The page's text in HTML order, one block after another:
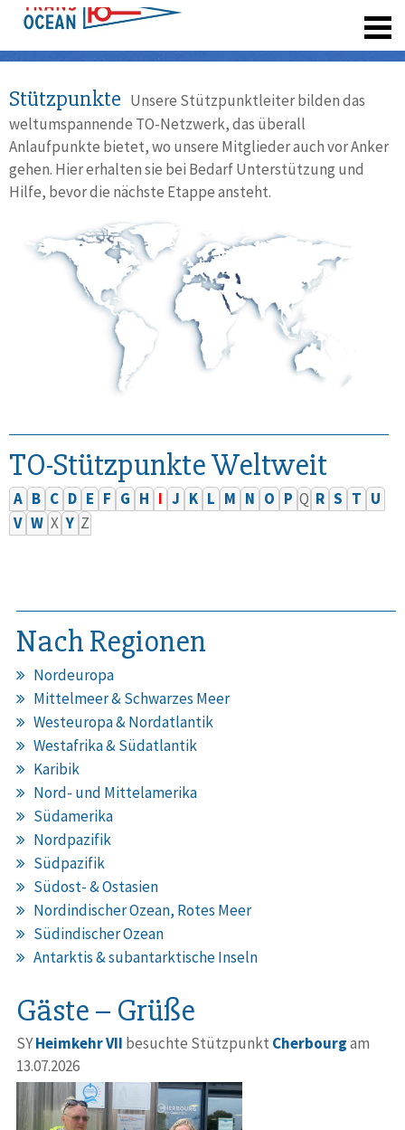
Stützpunkte Unsere Stützpunktleiter bilden das
weltumspannende TO-Netzwerk, das überall
Anlaufpunkte bietet, wo unsere Mitglieder auch vor Anker
gehen. Hier erhalten sie bei Bedarf Unterstützung und
Hilfe, bevor die nächste Etappe ansteht.
TO-Stützpunkte Weltweit
A B C D E F G H I J K L M N O P Q R S T U
V W X Y Z
Nach Regionen
Nordeuropa
Mittelmeer & Schwarzes Meer
Westeuropa & Nordatlantik
Westafrika & Südatlantik
Karibik
Nord- und Mittelamerika
Südamerika
Nordpazifik
Südpazifik
Südost- & Ostasien
Nordindischer Ozean, Rotes Meer
Südindischer Ozean
Antarktis & subantarktische Inseln
Gäste – Grüße
SYHeimkehr VII besuchte Stützpunkt Cherbourgam
13.07.2026